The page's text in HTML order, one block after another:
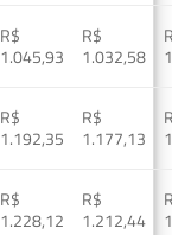
R$
1.045,93
R$
1.032,58
R$
1.192,35
R$
1.177,13
R$
1.228,12
R$
1.212,44